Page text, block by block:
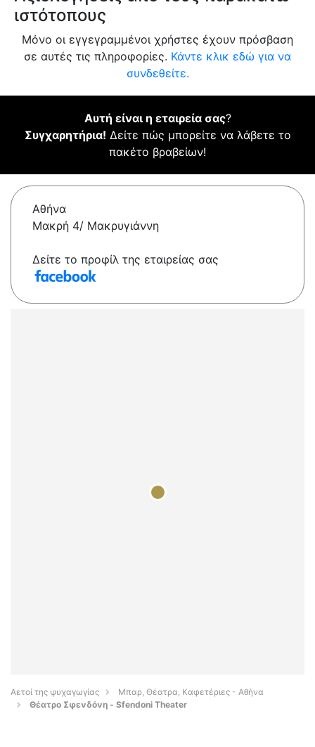
ιστότοπους
Μόνο οι εγγεγραμμένοι χρήστες έχουν πρόσβαση
σε αυτές τις πληροφορίες. Κάντε κλικ εδώ για να
συνδεθείτε.
Αυτή είναι η εταιρεία σας?
Συγχαρητήρια! Δείτε πώς μπορείτε να λάβετε το
πακέτο βραβείων!
Αθήνα
Μακρή 4/ Μακρυγιάννη
Δείτε το προφίλ της εταιρείας σας
Αετοί της ψυχαγωγίας
Μπαρ, Θέατρα, Καφετέριες - Αθήνα
Θέατρο Σφενδόνη - Sfendoni Theater